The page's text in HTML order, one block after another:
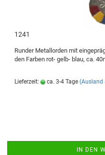
1241
Runder Metallorden mit
den Farben rot- gelb- blau, ca.
Lieferzeit: ca. 3-4 Tage (Ausland
IN DEN